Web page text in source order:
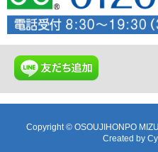
Copyright © OSOUJIHONPO
Created by